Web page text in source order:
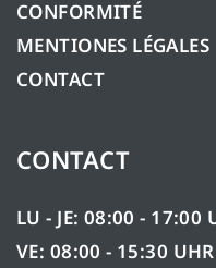
CONFORMITÉ
MENTIONES LÉGALES
CONTACT
CONTACT
LU - JE: 08:00 - 17:00
VE: 08:00 - 15:30 UHR